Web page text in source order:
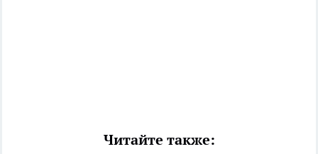
Читайте также: